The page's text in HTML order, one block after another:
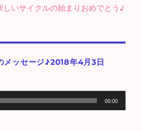
いサイクルの始まりおめでとう♪
メッセージ♪2018年4月3日
00:00